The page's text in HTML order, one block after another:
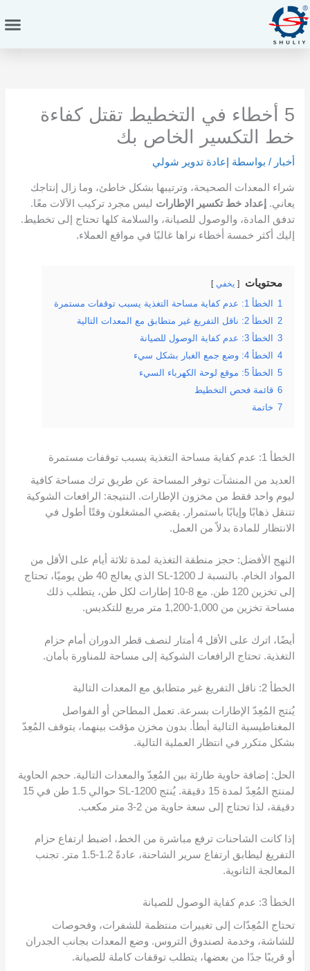
تخطي
إلى
المحتوى
5 أخطاء في التخطيط تقتل كفاءة
خط التكسير الخاص بك
أخبار / بواسطة إعادة تدوير شولي
شراء المعدات الصحيحة، وترتيبها بشكل خاطئ، وما زال إنتاجك
يعاني.
إعداد خط تكسير الإطارات ليس مجرد تركيب الآلات معًا.
تدفق المادة، والوصول للصيانة، والسلامة كلها تحتاج إلى تخطيط.
إليك أكثر خمسة أخطاء نراها غالبًا في مواقع العملاء.
محتويات يخفي
1
الخطأ 1: عدم كفاية مساحة التغذية يسبب توقفات مستمرة
2
الخطأ 2: ناقل التفريغ غير متطابق مع المعدات التالية
3
الخطأ 3: عدم كفاية الوصول للصيانة
4
الخطأ 4: وضع جمع الغبار بشكل سيء
5
الخطأ 5: موقع لوحة الكهرباء السيء
6 قائمة فحص التخطيط
7 خاتمة
الخطأ 1: عدم كفاية مساحة التغذية يسبب توقفات مستمرة
العديد من المنشآت توفر المساحة عن طريق ترك مساحة كافية
ليوم واحد فقط من مخزون الإطارات. النتيجة: الرافعات الشوكية
تتنقل ذهابًا وإيابًا باستمرار. يقضي المشغلون وقتًا أطول في
الانتظار للمادة بدلاً من العمل.
النهج الأفضل: حجز منطقة التغذية لمدة ثلاثة أيام على الأقل من
المواد الخام. بالنسبة لـ SL-1200 الذي يعالج 40 طن يوميًا، تحتاج
إلى تخزين 120 طن. مع 8-10 إطارات لكل طن، يتطلب ذلك
مساحة تخزين من 1,000-1,200 متر مربع للتكديس.
أيضًا، اترك على الأقل 4 أمتار لنصف قطر الدوران أمام حزام
التغذية. تحتاج الرافعات الشوكية إلى مساحة للمناورة بأمان.
الخطأ 2: ناقل التفريغ غير متطابق مع المعدات التالية
يُنتج المُعِدّ الإطارات بسرعة. تعمل المطاحن أو الفواصل
المغناطيسية التالية أبطأ. بدون مخزن مؤقت بينهما، يتوقف المُعِدّ
بشكل متكرر في انتظار العملية التالية.
الحل: إضافة حاوية طارئة بين المُعِدّ والمعدات التالية. حجم الحاوية
لمنتج المُعِدّ لمدة 15 دقيقة. يُنتج SL-1200 حوالي 1.5 طن في 15
دقيقة، لذا تحتاج إلى سعة حاوية من 2-3 متر مكعب.
إذا كانت الشاحنات ترفع مباشرة من الخط، اضبط ارتفاع حزام
التفريغ ليطابق ارتفاع سرير الشاحنة، عادةً 1.2-1.5 متر. تجنب
المعالجة الثانوية.
الخطأ 3: عدم كفاية الوصول للصيانة
تحتاج المُعِدّات إلى تغييرات منتظمة للشفرات، وفحوصات
للشاشة، وخدمة لصندوق التروس. وضع المعدات بجانب الجدران
أو قريبًا جدًا من بعضها، يتطلب توقفات كاملة للصيانة.